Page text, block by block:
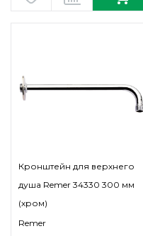
Кронштейн для верхнего
душа Remer 34330 300 мм
(хром)
Remer